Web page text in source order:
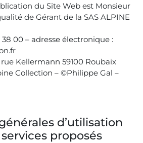
du Site Web est Monsieur
de Gérant de la SAS ALPINE
00 – adresse électronique :
Kellermann 59100 Roubaix
Collection – ©Philippe Gal –
d’utilisation
proposés